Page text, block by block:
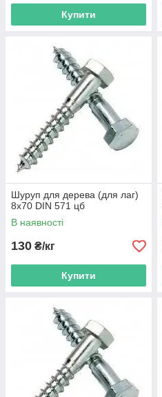
Купити
Шуруп для дерева (для лаг)
8х70 DIN 571 цб
В наявності
130 ₴/кг
Купити